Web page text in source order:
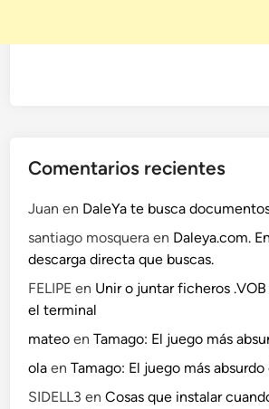
Comentarios recientes
Juan en DaleYa te busca
santiago mosquera en Daleya.com.
descarga directa que buscas.
FELIPE en Unir o juntar ficheros
el terminal
mateo enTamago: El juego más
ola enTamago: El juego más
SIDELL3 enCosas que instalar